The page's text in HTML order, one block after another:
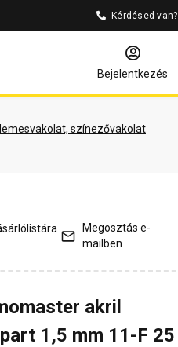
Kérdésed van?
Bejelentkezés
színezővakolat
válaszok Kapcsolódó cikkek
Megosztás e-
mailben
akril
1,5 mm 11-F 25